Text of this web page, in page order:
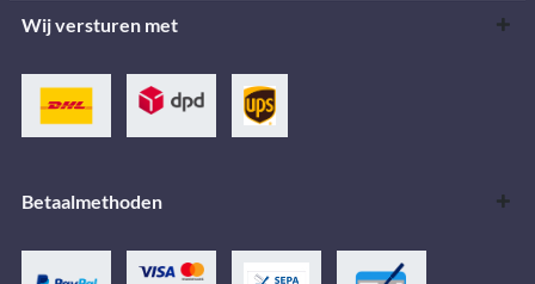
Wij versturen met
Betaalmethoden